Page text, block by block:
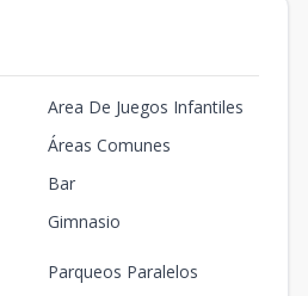
Area De Juegos Infantiles
Áreas Comunes
Bar
Gimnasio
Parqueos Paralelos